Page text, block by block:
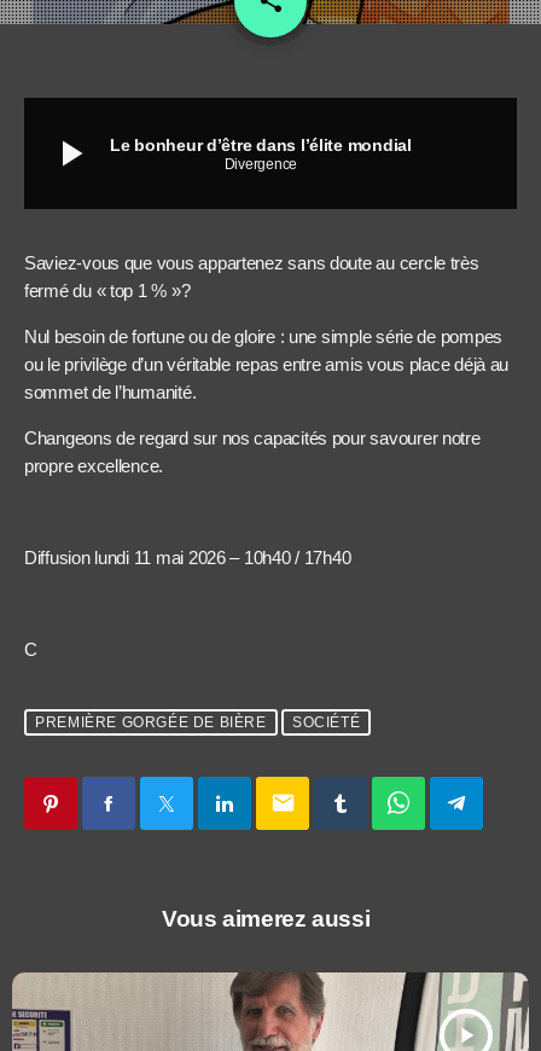
play_arrow Le bonheur d’être dans l’élite mondial
Divergence
Saviez-vous que vous appartenez sans doute au cercle très
fermé du « top 1 % »?
Nul besoin de fortune ou de gloire : une simple série de pompes
ou le privilège d’un véritable repas entre amis vous place déjà au
sommet de l’humanité.
Changeons de regard sur nos capacités pour savourer notre
propre excellence.
Diffusion lundi 11 mai 2026 – 10h40 / 17h40
C
PREMIÈRE GORGÉE DE BIÈRE SOCIÉTÉ
email
Vous aimerez aussi
play_arrow